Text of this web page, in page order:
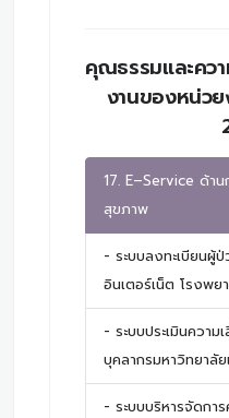
คุณธรรมและควา
งานของหน่ว
17. E–Service ด้าน
สุขภาพ
- ระบบลงทะเบียนผู้
อินเตอร์เน็ต โรงพย
- ระบบประเมินควา
บุคลากรมหาวิทยาลัย
- ระบบบริหารจัดกา